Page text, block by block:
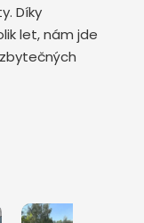
Díky
let, nám jde